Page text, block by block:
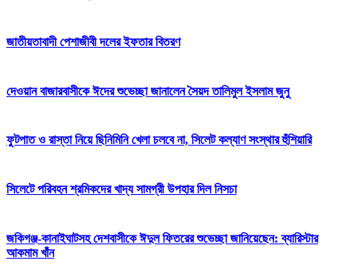
জাতীয়তাবাদী পেশাজীবী দলের ইফতার বিতরণ
দেওয়ান বাজারবাসীকে ঈদের শুভেচ্ছা জানালেন সৈয়দ তালিমুল ইসলাম জুনু
ফুটপাত ও রাস্তা নিয়ে ছিনিমিনি খেলা চলবে না, সিলেট কল্যাণ সংস্থার হুঁশিয়ারি
সিলেটে পরিবহন শ্রমিকদের খাদ্য সামগ্রী উপহার দিল নিসচা
জকিগঞ্জ-কানাইঘাটসহ দেশবাসীকে ঈদুল ফিতরের শুভেচ্ছা জানিয়েছেন: ব্যারিস্টার
আকমাম খাঁন